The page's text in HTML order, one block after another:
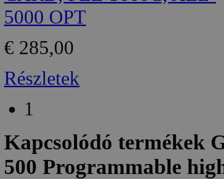
€ 285,00
Részletek
1
Kapcsolódó termékek
500 Programmable